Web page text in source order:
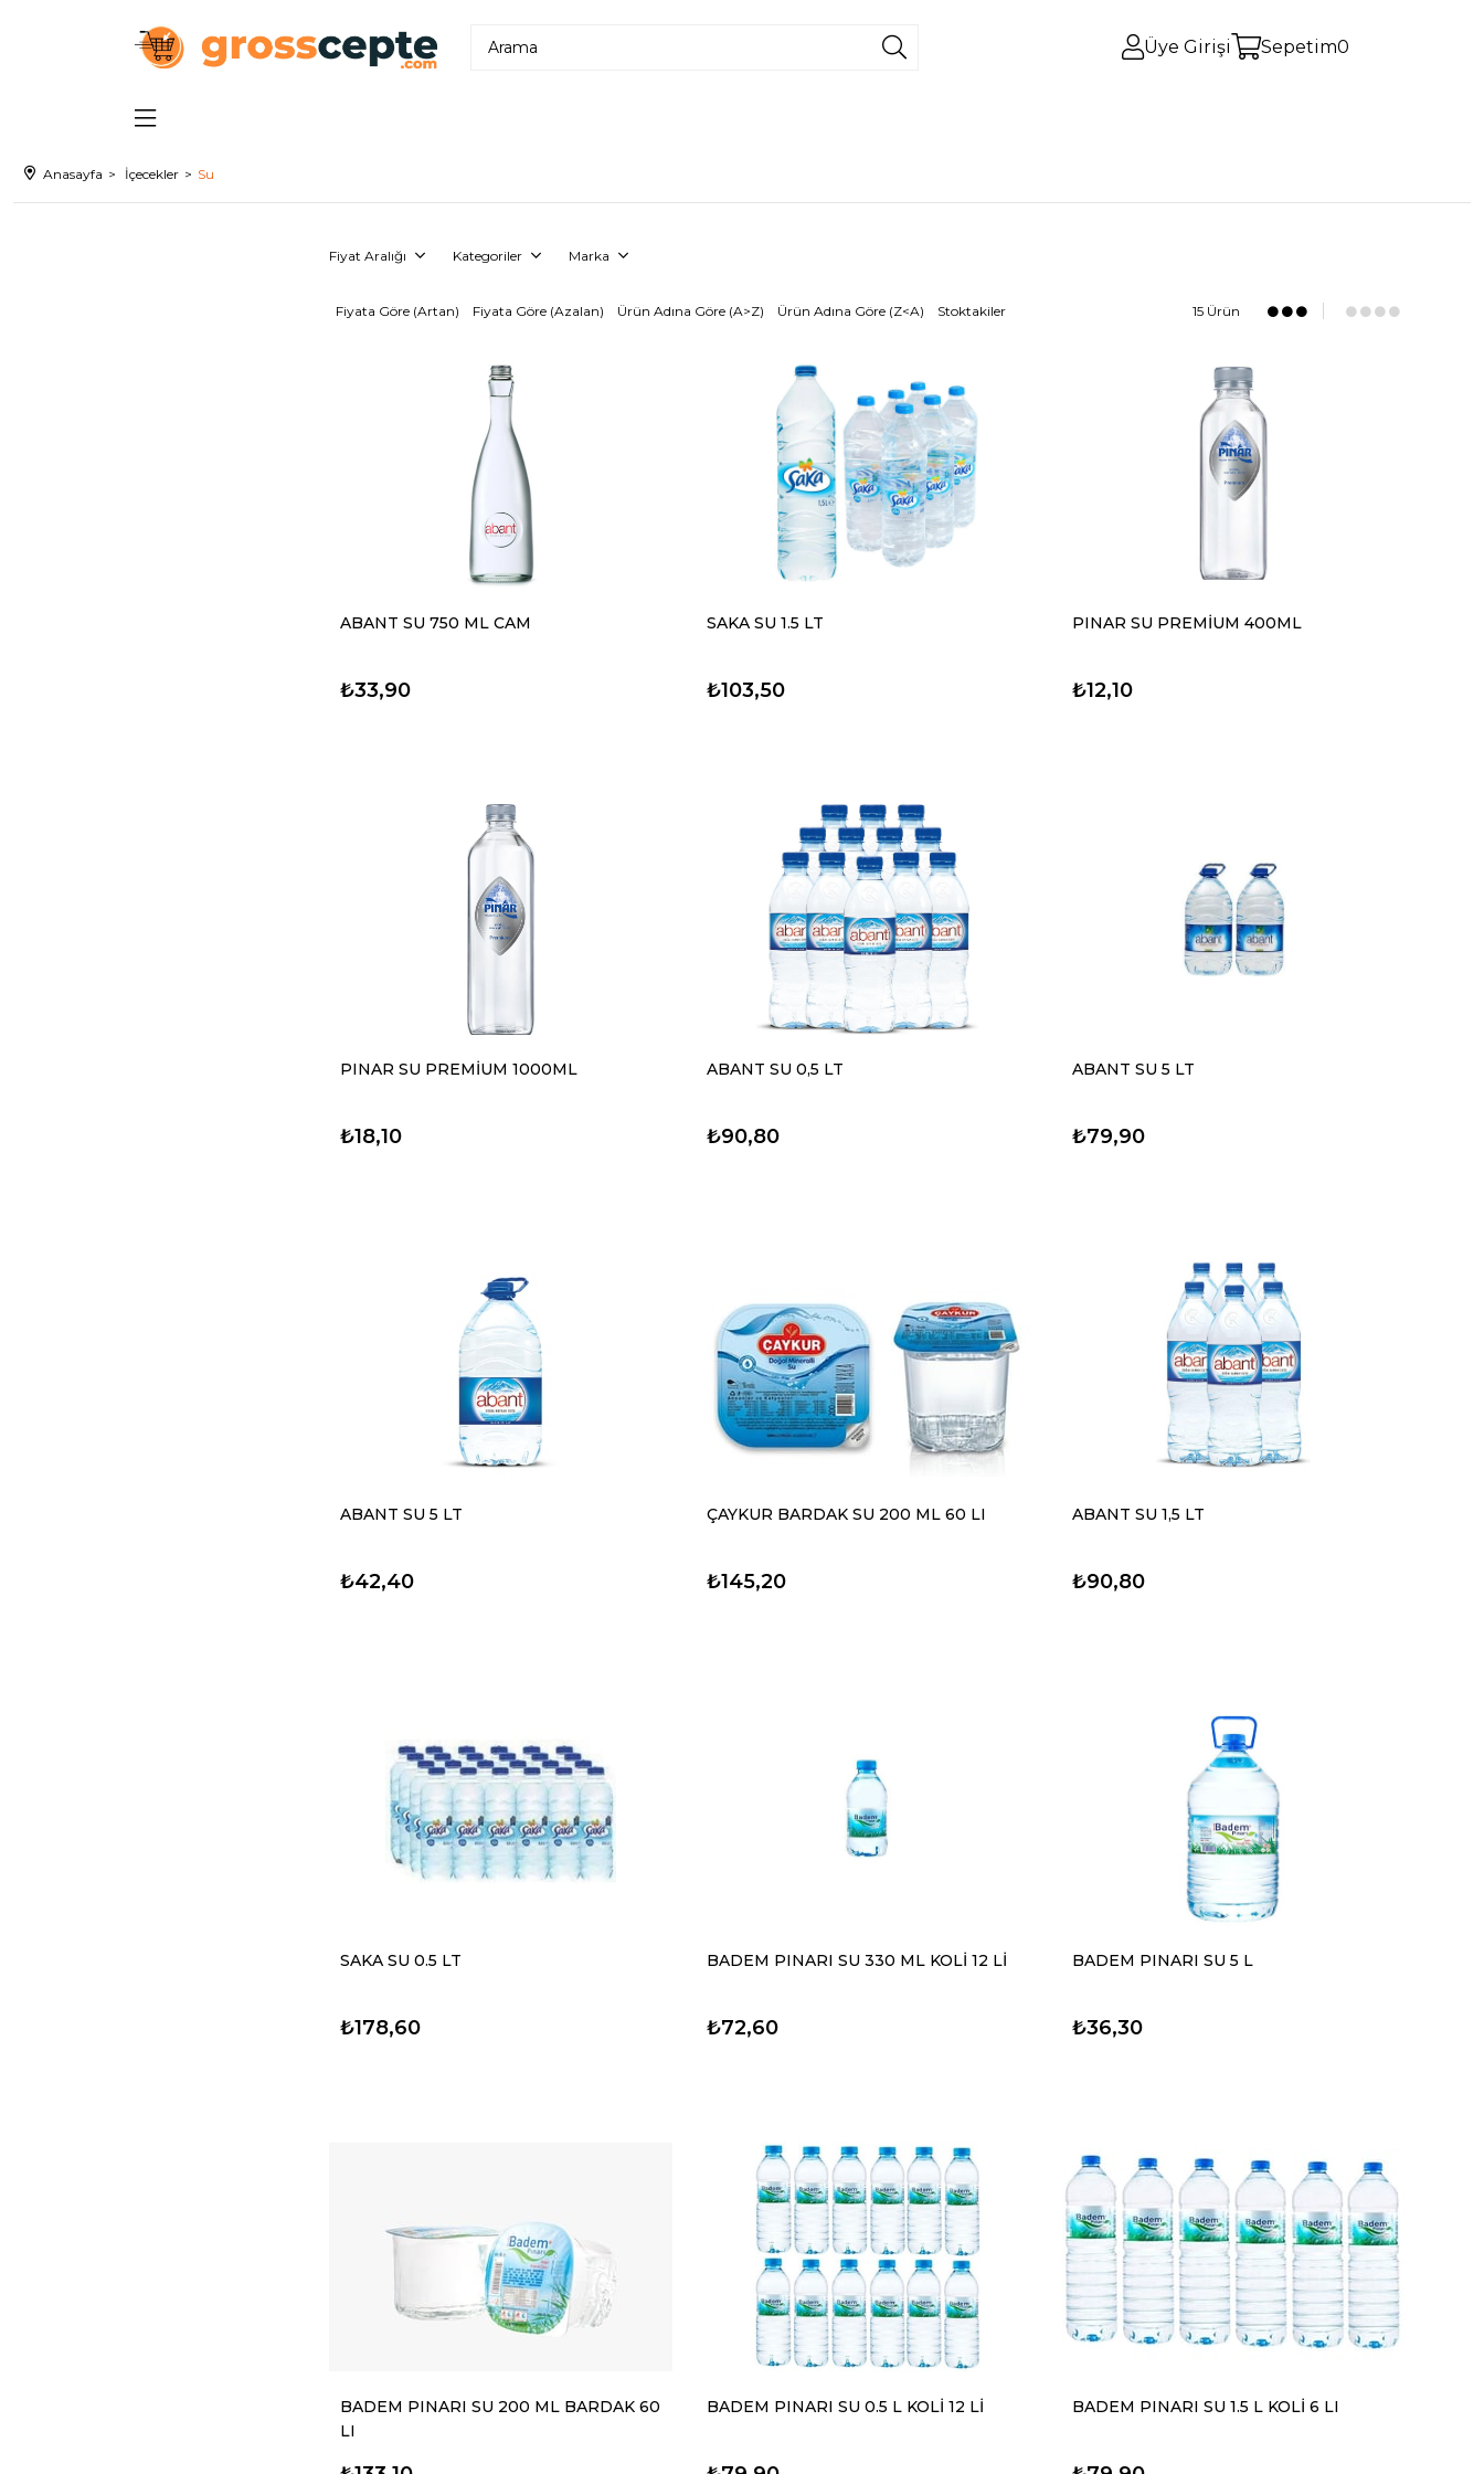
Üye Girişi Sepetim0
Anasayfa İçecekler Su
Fiyat Aralığı Kategoriler Marka
Fiyata Göre (Artan) Fiyata Göre (Azalan) Ürün Adına Göre (A>Z) Ürün Adına Göre (Z<A) Stoktakiler 15 Ürün
ABANT SU 750 ML CAM
₺33,90
SAKA SU 1.5 LT
₺103,50
PINAR SU PREMİUM 400ML
₺12,10
PINAR SU PREMİUM 1000ML
₺18,10
ABANT SU 0,5 LT
₺90,80
ABANT SU 5 LT
₺79,90
ABANT SU 5 LT
₺42,40
ÇAYKUR BARDAK SU 200 ML 60 LI
₺145,20
ABANT SU 1,5 LT
₺90,80
SAKA SU 0.5 LT
₺178,60
BADEM PINARI SU 330 ML KOLİ 12 Lİ
₺72,60
BADEM PINARI SU 5 L
₺36,30
BADEM PINARI SU 200 ML BARDAK 60
LI
BADEM PINARI SU 0.5 L KOLİ 12 Lİ BADEM PINARI SU 1.5 L KOLİ 6 LI